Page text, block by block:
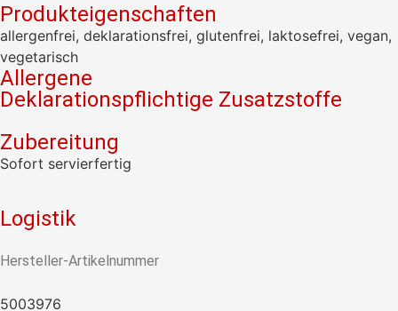
Produkteigenschaften
allergenfrei, deklarationsfrei, glutenfrei, laktosefrei, vegan,
vegetarisch
Allergene
Deklarationspflichtige Zusatzstoffe
Zubereitung
Sofort servierfertig
Logistik
Hersteller-Artikelnummer
5003976